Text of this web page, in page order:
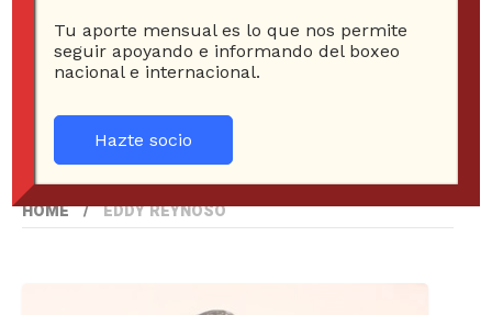
10
HOME EDDY REYNOSO
Tu aporte mensual es lo que nos permite
seguir apoyando e informando del boxeo
nacional e internacional.
Hazte socio